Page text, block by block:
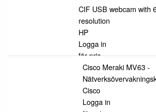
CIF USB webcam with
resolution
HP
Logga in
för pris
Cisco Meraki MV63 -
Cisco
Logga in